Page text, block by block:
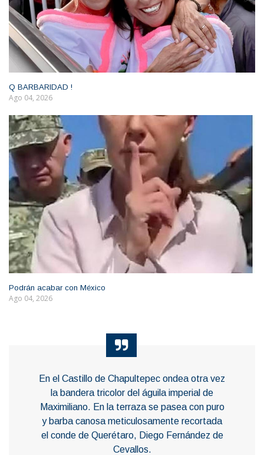
Q BARBARIDAD !
Ago 04, 2026
Podrán acabar con México
Ago 04, 2026
En el Castillo de Chapultepec ondea otra vez
la bandera tricolor del águila imperial de
Maximiliano. En la terraza se pasea con puro
y barba canosa meticulosamente recortada
el conde de Querétaro, Diego Fernández de
Cevallos.